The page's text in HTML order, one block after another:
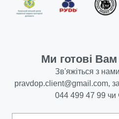
Ми готові
Зв'яжіться з
pravdop.client@gmail.com,
044 499 47 99 чи